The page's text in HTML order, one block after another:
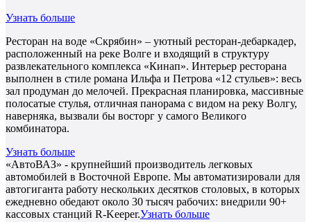
Узнать больше
Ресторан на воде «Скрябин» – уютный ресторан-дебаркадер,
расположенный на реке Волге и входящий в структуру
развлекательного комплекса «Кинап». Интерьер ресторана
выполнен в стиле романа Ильфа и Петрова «12 стульев»: весь
зал продуман до мелочей. Прекрасная планировка, массивные
полосатые стулья, отличная панорама с видом на реку Волгу,
наверняка, вызвали бы восторг у самого Великого
комбинатора.
Узнать больше
«АвтоВАЗ» - крупнейший производитель легковых
автомобилей в Восточной Европе. Мы автоматизировали для
автогиганта работу нескольких десятков столовых, в которых
ежедневно обедают около 30 тысяч рабочих: внедрили 90+
кассовых станций R-Keeper.Узнать больше